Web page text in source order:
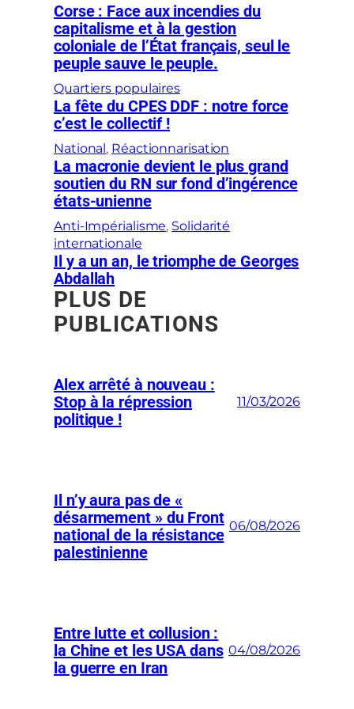
Corse : Face aux incendies du
capitalisme et à la gestion
coloniale de l’État français, seul le
peuple sauve le peuple.
Quartiers populaires
La fête du CPES DDF : notre force
c’est le collectif !
National , Réactionnarisation
La macronie devient le plus grand
soutien du RN sur fond d’ingérence
états-unienne
Anti-Impérialisme, Solidarité
internationale
Il y a un an, le triomphe de Georges
Abdallah
PLUS DE
PUBLICATIONS
Alex arrêté à nouveau :
Stop à la répression
politique !
11/03/2026
Il n’y aura pas de «
désarmement » du Front
national de la résistance
palestinienne
06/08/2026
Entre lutte et collusion :
la Chine et les USA dans
la guerre en Iran
04/08/2026